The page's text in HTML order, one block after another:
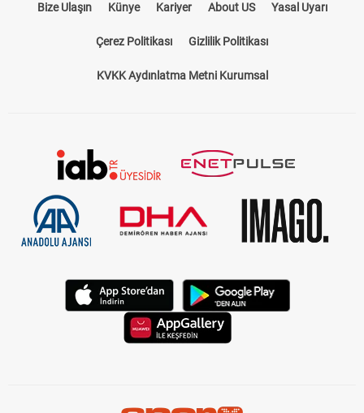
Bize Ulaşın Künye Kariyer About US Yasal Uyarı
Çerez Politikası Gizlilik Politikası
KVKK Aydınlatma Metni Kurumsal